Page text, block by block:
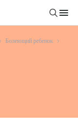
Болеющий ребенок